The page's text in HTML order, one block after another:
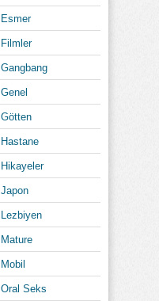
Esmer
Filmler
Gangbang
Genel
Götten
Hastane
Hikayeler
Japon
Lezbiyen
Mature
Mobil
Oral Seks